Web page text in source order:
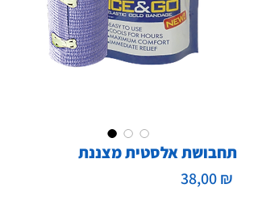
תחבושת אלסטית מצננת
38,00 ₪